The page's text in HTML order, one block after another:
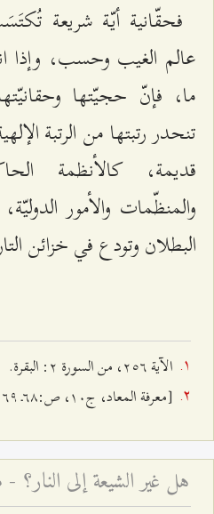
فحقّانية أيّة شريعة
عالم الغيب وحسب، وإذا
ما، فإنّ حجيّتها
تنحدر رتبتها من الرتبة
قديمة، كالأنظمة
والمنظّمات والأمور
البطلان وتودع في خزائن
الآية ٢٥٦، من السورة ٢: البقرة.
[معرفة المعاد، ج‌۱۰، ص:٦۸ـ ٦٩].